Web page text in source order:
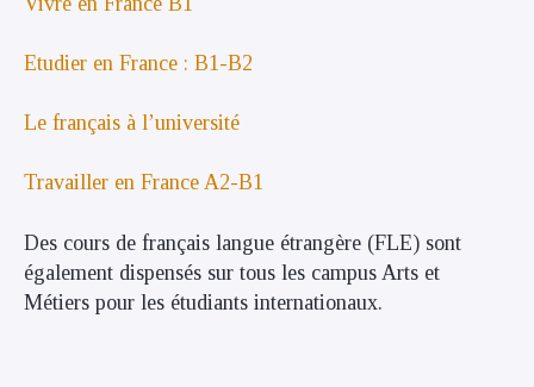
Etudier en France : B1-B2
Le français à l’université
Travailler en France A2-B1
Des cours de français langue étrangère (FLE) sont
également dispensés sur tous les campus Arts et
Métiers pour les étudiants internationaux.